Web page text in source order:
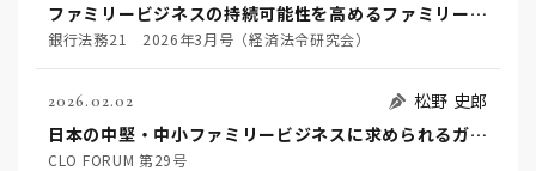
ファミリービジネスの持続可能性を高めるファミリーガバナンスと金融機関に期待される役割
銀行法務21 2026年3月号（経済法令研究会）
2026.02.02
松野 史郎
日本の中堅・中小ファミリービジネスに求められるガバナンスに関する一考察
CLO FORUM 第29号